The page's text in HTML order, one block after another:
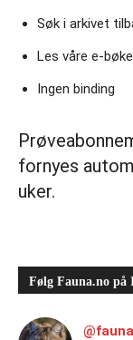
Søk i arkivet
Les våre
Ingen binding
fornyes
uker.
Følg Fauna.no på